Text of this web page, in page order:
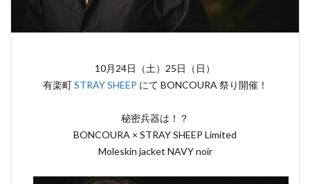
10月24日（土）25日（日）
有楽町STRAY SHEEP にて BONCOURA 祭り開催！
秘密兵器は！？
BONCOURA × STRAY SHEEP Limited
Moleskin jacket NAVY noir